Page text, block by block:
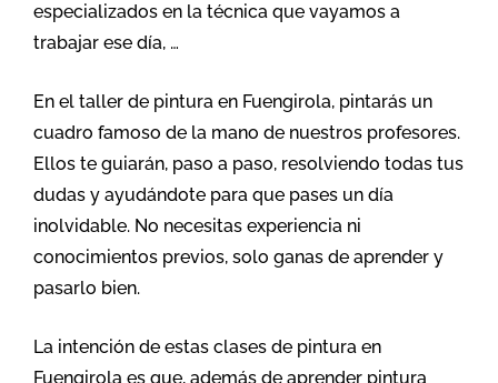
especializados en la técnica que vayamos a
trabajar ese día, …
En el taller de pintura en Fuengirola, pintarás un
cuadro famoso de la mano de nuestros profesores.
Ellos te guiarán, paso a paso, resolviendo todas tus
dudas y ayudándote para que pases un día
inolvidable. No necesitas experiencia ni
conocimientos previos, solo ganas de aprender y
pasarlo bien.
La intención de estas clases de pintura en
Fuengirola es que, además de aprender pintura